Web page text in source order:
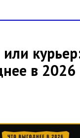
или
в 2026